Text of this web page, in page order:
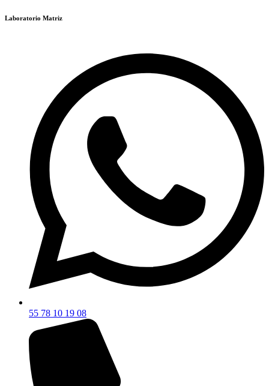
Laboratorio Matriz
55 78 10 19 08